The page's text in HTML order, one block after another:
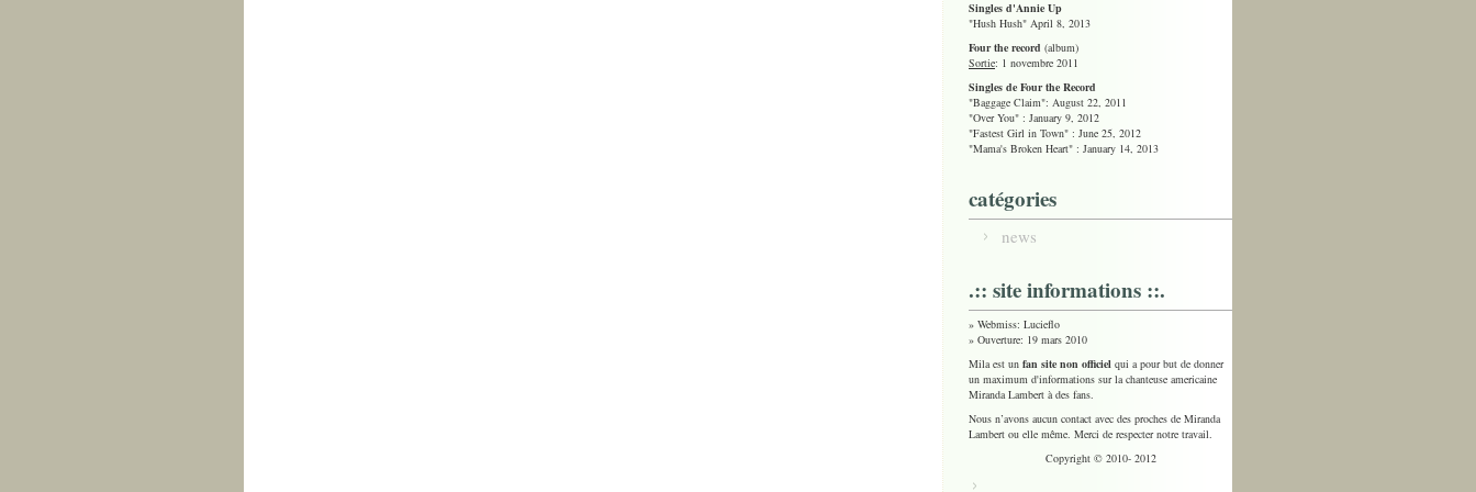
Singles d'Annie Up
"Hush Hush" April 8, 2013
Four the record (album)
Sortie: 1 novembre 2011
Singles de Four the Record
"Baggage Claim": August 22, 2011
"Over You" : January 9, 2012
"Fastest Girl in Town" : June 25, 2012
"Mama's Broken Heart" : January 14, 2013
catégories
news
.:: site informations ::.
» Webmiss: Lucieflo
» Ouverture: 19 mars 2010
Mila est un fan site non officiel qui a pour but de donner
un maximum d'informations sur la chanteuse americaine
Miranda Lambert à des fans.
Nous n’avons aucun contact avec des proches de Miranda
Lambert ou elle même. Merci de respecter notre travail.
Copyright © 2010- 2012